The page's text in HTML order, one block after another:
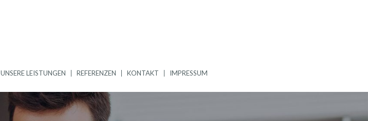
UNSERE LEISTUNGEN REFERENZEN KONTAKT IMPRESSUM